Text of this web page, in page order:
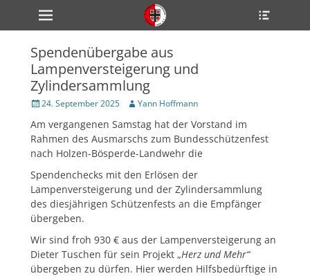
zum
Inhalt
Primärmenü
Spendenübergabe aus
Lampenversteigerung und
Zylindersammlung
Veröffentlicht
24. September 2025 Author
Yann Hoffmann
Am vergangenen Samstag hat der Vorstand im
Rahmen des Ausmarschs zum Bundesschützenfest
nach Holzen-Bösperde-Landwehr die
Spendenchecks mit den Erlösen der
Lampenversteigerung und der Zylindersammlung
des diesjährigen Schützenfests an die Empfänger
übergeben.
Wir sind froh 930 € aus der Lampenversteigerung an
Dieter Tuschen für sein Projekt „Herz und Mehr“
übergeben zu dürfen. Hier werden Hilfsbedürftige in